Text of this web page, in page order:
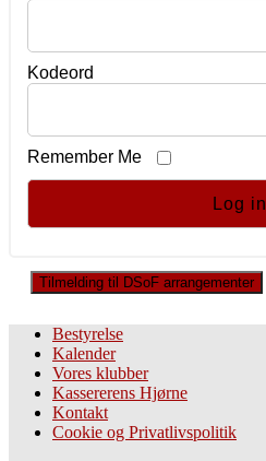
Kodeord
Remember Me
Tilmelding til DSoF arrangementer
Bestyrelse
Kalender
Vores klubber
Kassererens Hjørne
Kontakt
Cookie og Privatlivspolitik